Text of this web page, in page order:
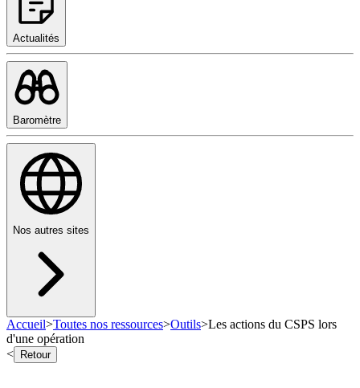
Actualités
Baromètre
Nos autres sites
Accueil>Toutes nos ressources>Outils>Les actions du CSPS lors
d'une opération
<
Retour